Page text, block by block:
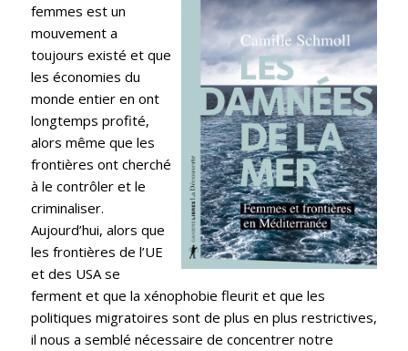
femmes est un
mouvement a
toujours existé et que
les économies du
monde entier en ont
longtemps profité,
alors même que les
frontières ont cherché
à le contrôler et le
criminaliser.
Aujourd’hui, alors que
les frontières de l’UE
et des USA se
ferment et que la xénophobie fleurit et que les
politiques migratoires sont de plus en plus restrictives,
il nous a semblé nécessaire de concentrer notre